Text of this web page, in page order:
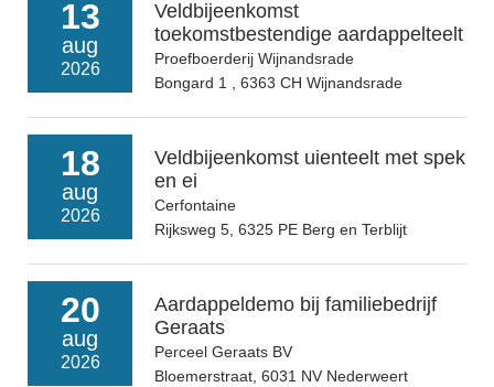
13
aug
2026
Veldbijeenkomst
toekomstbestendige aardappelteelt
Proefboerderij Wijnandsrade
Bongard 1 , 6363 CH Wijnandsrade
18
aug
2026
Veldbijeenkomst uienteelt met spek
en ei
Cerfontaine
Rijksweg 5, 6325 PE Berg en Terblijt
20
aug
2026
Aardappeldemo bij familiebedrijf
Geraats
Perceel Geraats BV
Bloemerstraat, 6031 NV Nederweert